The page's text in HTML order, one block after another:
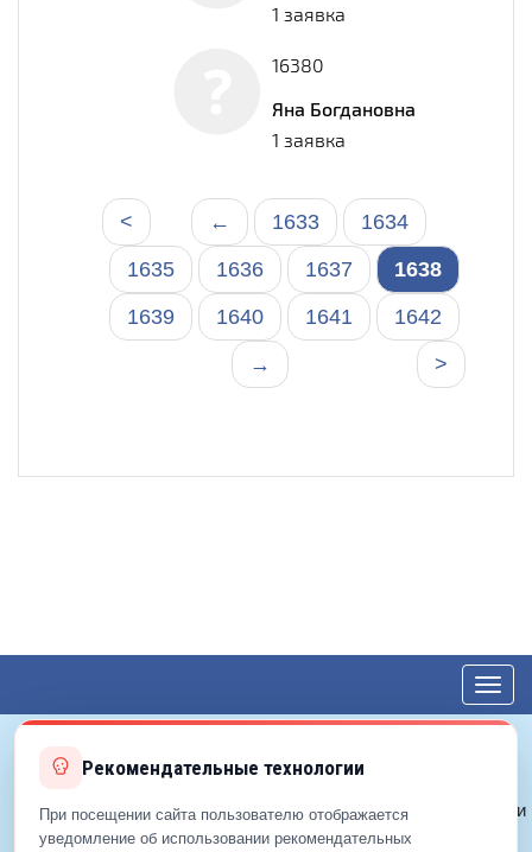
1 заявка
16380
Яна Богдановна
1 заявка
←
< 1633
1634
1635
1636 1637
1638
1639
1640 1641
1642
>
→
© 2012—2026 ЕДС-Королёв
Политика конфиденциальности
Политика cookie
Рекомендательные технологии
При посещении сайта пользователю отображается
уведомление об использовании рекомендательных